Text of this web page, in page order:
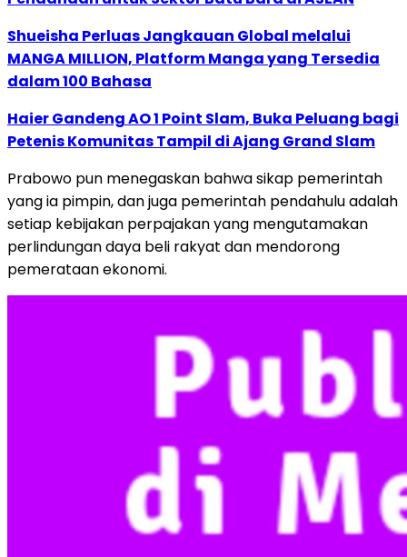
Shueisha Perluas Jangkauan Global melalui
MANGA MILLION, Platform Manga yang Tersedia
dalam 100 Bahasa
Haier Gandeng AO 1 Point Slam, Buka Peluang bagi
Petenis Komunitas Tampil di Ajang Grand Slam
Prabowo pun menegaskan bahwa sikap pemerintah
yang ia pimpin, dan juga pemerintah pendahulu adalah
setiap kebijakan perpajakan yang mengutamakan
perlindungan daya beli rakyat dan mendorong
pemerataan ekonomi.